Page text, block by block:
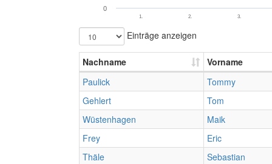
1. 2. 3.
0
Einträge anzeigen
Nachname
Vorname
Paulick
Tommy
Gehlert
Tom
Wüstenhagen
Maik
Frey
Eric
Thäle
Sebastian